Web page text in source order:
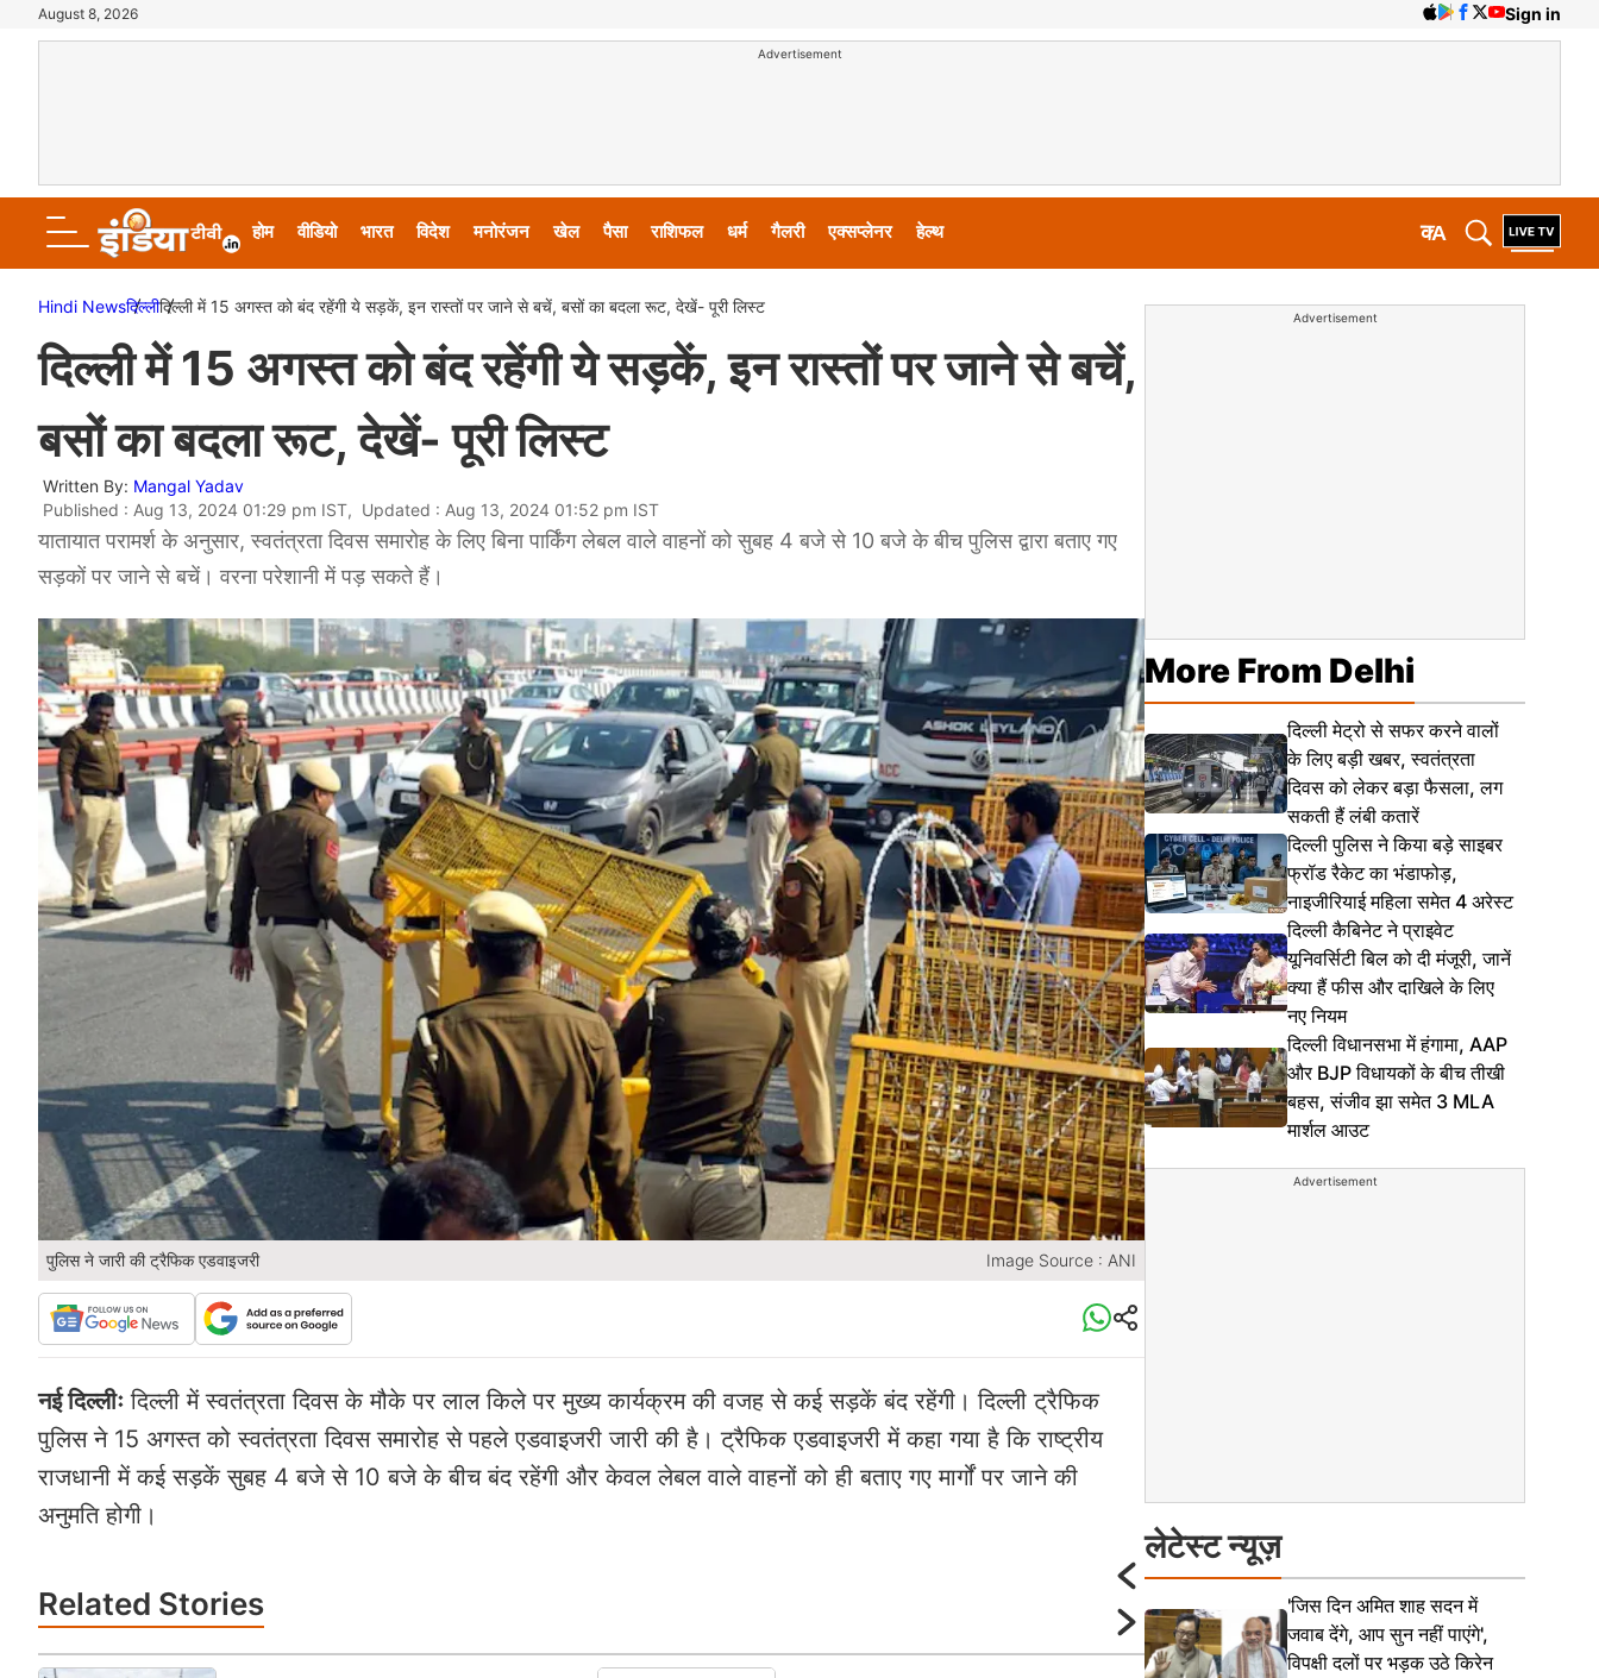
August 8, 2026 Sign in
Advertisement
होम वीडियो भारत विदेश मनोरंजन खेल पैसा राशिफल धर्म गैलरी एक्सप्लेनर हेल्थ A
क
Hindi Newsदिल्लीदिल्ली में 15 अगस्त को बंद रहेंगी ये सड़कें, इन रास्तों पर जाने से बचें, बसों का बदला रूट, देखें- पूरी लिस्ट
दिल्ली में 15 अगस्त को बंद रहेंगी ये सड़कें, इन रास्तों पर जाने से बचें,
बसों का बदला रूट, देखें- पूरी लिस्ट
Written By: Mangal Yadav
Published : Aug 13, 2024 01:29 pm IST, Updated : Aug 13, 2024 01:52 pm IST
यातायात परामर्श के अनुसार, स्वतंत्रता दिवस समारोह के लिए बिना पार्किंग लेबल वाले वाहनों को सुबह 4 बजे से 10 बजे के बीच पुलिस द्वारा बताए गए
सड़कों पर जाने से बचें। वरना परेशानी में पड़ सकते हैं।
पुलिस ने जारी की ट्रैफिक एडवाइजरी Image Source : ANI
नई दिल्लीः दिल्ली में स्वतंत्रता दिवस के मौके पर लाल किले पर मुख्य कार्यक्रम की वजह से कई सड़कें बंद रहेंगी। दिल्ली ट्रैफिक
पुलिस ने 15 अगस्त को स्वतंत्रता दिवस समारोह से पहले एडवाइजरी जारी की है। ट्रैफिक एडवाइजरी में कहा गया है कि राष्ट्रीय
राजधानी में कई सड़कें सुबह 4 बजे से 10 बजे के बीच बंद रहेंगी और केवल लेबल वाले वाहनों को ही बताए गए मार्गों पर जाने की
अनुमति होगी।
Related Stories
Advertisement
More From Delhi
दिल्ली मेट्रो से सफर करने वालों
के लिए बड़ी खबर, स्वतंत्रता
दिवस को लेकर बड़ा फैसला, लग
सकती हैं लंबी कतारें
दिल्ली पुलिस ने किया बड़े साइबर
फ्रॉड रैकेट का भंडाफोड़,
नाइजीरियाई महिला समेत 4 अरेस्ट
दिल्ली कैबिनेट ने प्राइवेट
यूनिवर्सिटी बिल को दी मंजूरी, जानें
क्या हैं फीस और दाखिले के लिए
नए नियम
दिल्ली विधानसभा में हंगामा, AAP
और BJP विधायकों के बीच तीखी
बहस, संजीव झा समेत 3 MLA
मार्शल आउट
Advertisement
लेटेस्ट न्यूज़
'जिस दिन अमित शाह सदन में
जवाब देंगे, आप सुन नहीं पाएंगे',
विपक्षी दलों पर भड़क उठे किरेन